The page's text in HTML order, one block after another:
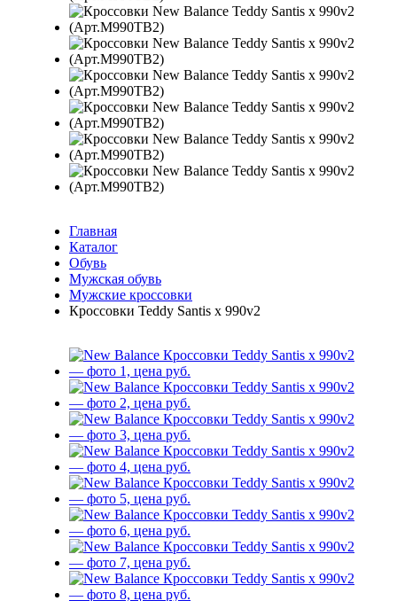
Главная
Каталог
Обувь
Мужская обувь
Мужские кроссовки
Кроссовки Teddy Santis x 990v2